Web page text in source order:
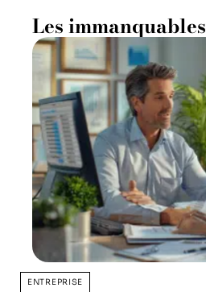
Les immanquables
ENTREPRISE